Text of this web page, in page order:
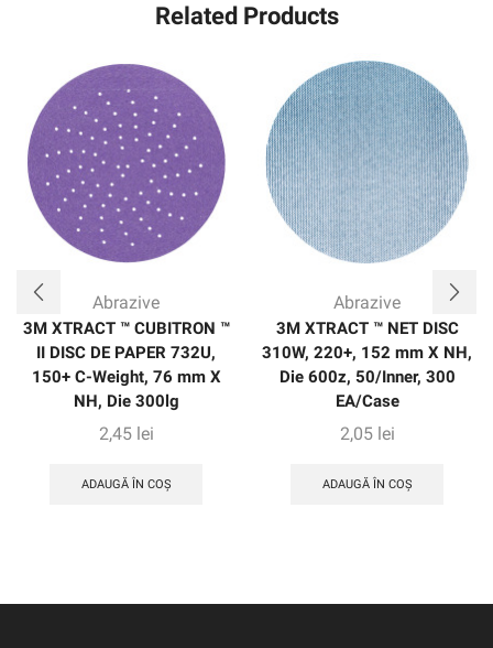
Related Products
Abrazive
3M XTRACT ™ CUBITRON ™
II DISC DE PAPER 732U,
150+ C-Weight, 76 mm X
NH, Die 300lg
2,45 lei
ADAUGĂ ÎN COȘ
Abrazive
3M XTRACT ™ NET DISC
310W, 220+, 152 mm X NH,
Die 600z, 50/Inner, 300
EA/Case
2,05 lei
ADAUGĂ ÎN COȘ